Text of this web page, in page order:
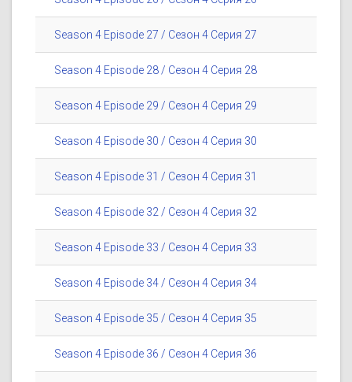
Season 4 Episode 27 / Сезон 4 Серия 27
Season 4 Episode 28 / Сезон 4 Серия 28
Season 4 Episode 29 / Сезон 4 Серия 29
Season 4 Episode 30 / Сезон 4 Серия 30
Season 4 Episode 31 / Сезон 4 Серия 31
Season 4 Episode 32 / Сезон 4 Серия 32
Season 4 Episode 33 / Сезон 4 Серия 33
Season 4 Episode 34 / Сезон 4 Серия 34
Season 4 Episode 35 / Сезон 4 Серия 35
Season 4 Episode 36 / Сезон 4 Серия 36